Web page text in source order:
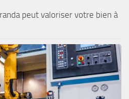
peut valoriser votre bien à